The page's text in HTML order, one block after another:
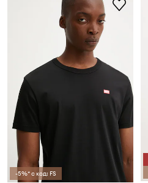
-5%* с код: FS